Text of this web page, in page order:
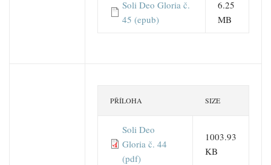
Soli Deo Gloria č.
45 (epub)
6.25
MB
PŘÍLOHA SIZE
Soli Deo
Gloria č. 44
(pdf)
1003.93
KB